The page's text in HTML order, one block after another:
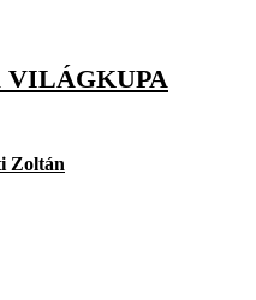
VILÁGKUPA
Zoltán